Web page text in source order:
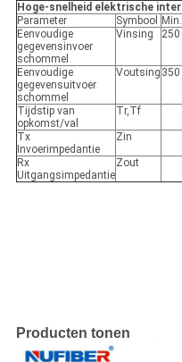
Hoge-snelheid elektrische
Parameter
Symbool Min.
Eenvoudige
gegevensinvoer
schommel
Vinsing 250
Eenvoudige
gegevensuitvoer
schommel
Voutsing 350
Tijdstip van
opkomst/val
Tr,Tf
Tx
Invoerimpedantie
Zin
Rx
Uitgangsimpedantie
Zout
Producten tonen